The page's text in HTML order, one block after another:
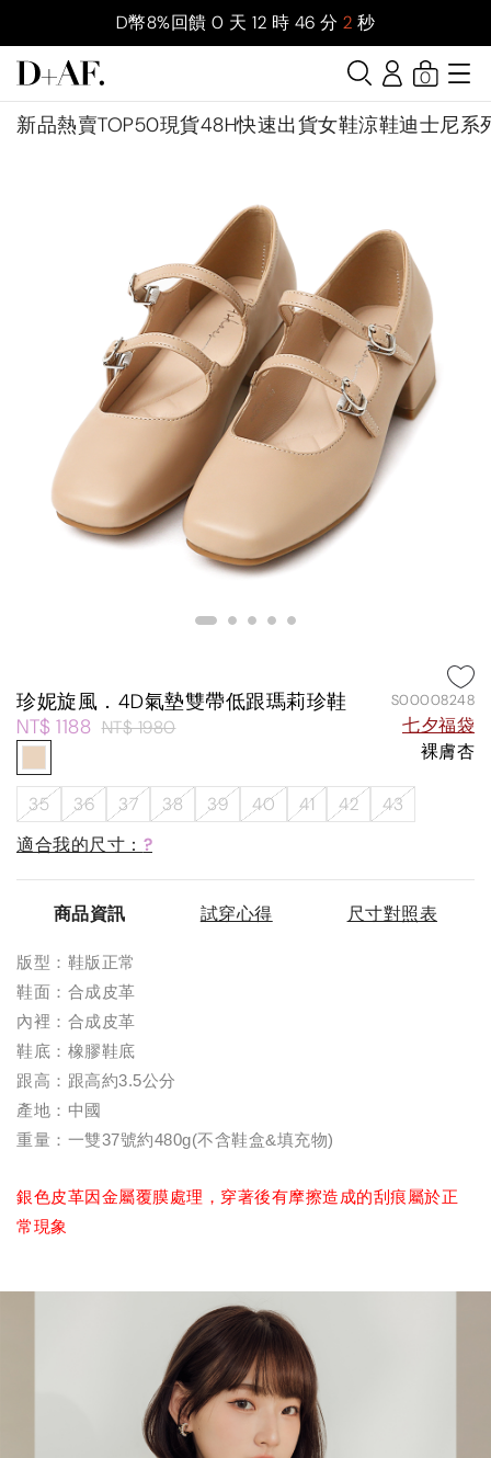
D幣8%回饋 0 天 12 時 46 分 1 秒
新品熱賣TOP50現貨48H快速出貨女鞋涼鞋迪士尼系
0
珍妮旋風．4D氣墊雙帶低跟瑪莉珍鞋 S00008248
NT$ 1188 NT$ 1980
七夕福袋
裸膚杏
35 36 37 38 39 40 41 42
43
適合我的尺寸： ?
商品資訊 試穿心得 尺寸對照表
版型：鞋版正常
鞋面：合成皮革
內裡：合成皮革
鞋底：橡膠鞋底
跟高：跟高約3.5公分
產地：中國
重量：一雙37號約480g(不含鞋盒&填充物)
銀色皮革因金屬覆膜處理，穿著後有摩擦造成的刮痕屬於正
常現象